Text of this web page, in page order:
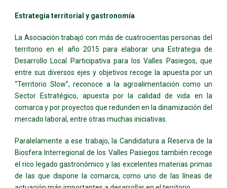
Estrategia territorial y gastronomía
La Asociación trabajó con más de cuatrocientas personas del
territorio en el año 2015 para elaborar una Estrategia de
Desarrollo Local Participativa para los Valles Pasiegos, que
entre sus diversos ejes y objetivos recoge la apuesta por un
“Territorio Slow”, reconoce a la agroalimentación como un
Sector Estratégico, apuesta por la calidad de vida en la
comarca y por proyectos que redunden en la dinamización del
mercado laboral, entre otras muchas iniciativas.
Paralelamente a ese trabajo, la Candidatura a Reserva de la
Biosfera Interregional de los Valles Pasiegos también recoge
el rico legado gastronómico y las excelentes materias primas
de las que dispone la comarca, como uno de las líneas de